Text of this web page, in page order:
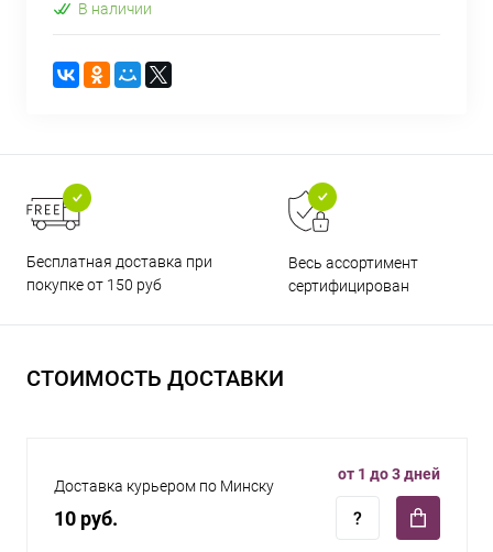
В наличии
Бесплатная доставка при
покупке от 150 руб
Весь ассортимент
сертифицирован
СТОИМОСТЬ ДОСТАВКИ
Доставка курьером по Минску
10 руб.
от 1 до 3 дней